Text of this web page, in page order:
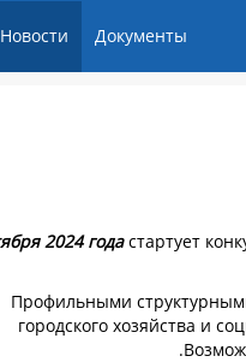
Документы
Новости
стартует
Профильными
городского хозяйства и